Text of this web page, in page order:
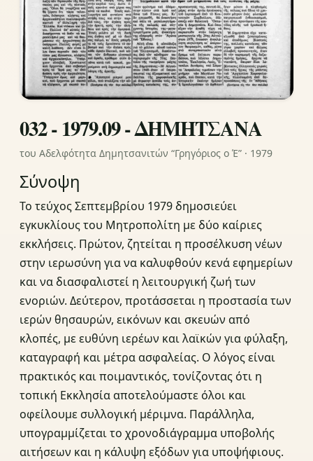
032 - 1979.09 - ΔΗΜΗΤΣΑΝΑ
του Αδελφότητα Δημητσανιτών “Γρηγόριος ο Έ” · 1979
Σύνοψη
Το τεύχος Σεπτεμβρίου 1979 δημοσιεύει
εγκυκλίους του Μητροπολίτη με δύο καίριες
εκκλήσεις. Πρώτον, ζητείται η προσέλκυση νέων
στην ιερωσύνη για να καλυφθούν κενά εφημερίων
και να διασφαλιστεί η λειτουργική ζωή των
ενοριών. Δεύτερον, προτάσσεται η προστασία των
ιερών θησαυρών, εικόνων και σκευών από
κλοπές, με ευθύνη ιερέων και λαϊκών για φύλαξη,
καταγραφή και μέτρα ασφαλείας. Ο λόγος είναι
πρακτικός και ποιμαντικός, τονίζοντας ότι η
τοπική Εκκλησία αποτελούμαστε όλοι και
οφείλουμε συλλογική μέριμνα. Παράλληλα,
υπογραμμίζεται το χρονοδιάγραμμα υποβολής
αιτήσεων και η κάλυψη εξόδων για υποψήφιους.